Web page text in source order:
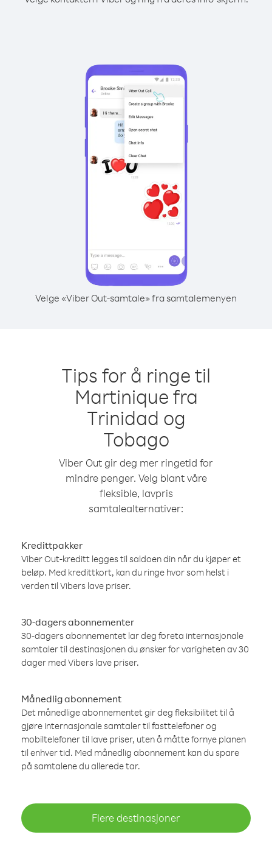
Velge «Viber Out-samtale» fra samtalemenyen
Tips for å ringe til
Martinique fra
Trinidad og
Tobago
Viber Out gir deg mer ringetid for
mindre penger. Velg blant våre
fleksible, lavpris
samtalealternativer:
Kredittpakker
Viber Out-kreditt legges til saldoen din når du kjøper et
beløp. Med kredittkort, kan du ringe hvor som helst i
verden til Vibers lave priser.
30-dagers abonnementer
30-dagers abonnementet lar deg foreta internasjonale
samtaler til destinasjonen du ønsker for varigheten av 30
dager med Vibers lave priser.
Månedlig abonnement
Det månedlige abonnementet gir deg fleksibilitet til å
gjøre internasjonale samtaler til fasttelefoner og
mobiltelefoner til lave priser, uten å måtte fornye planen
til enhver tid. Med månedlig abonnement kan du spare
på samtalene du allerede tar.
Flere destinasjoner